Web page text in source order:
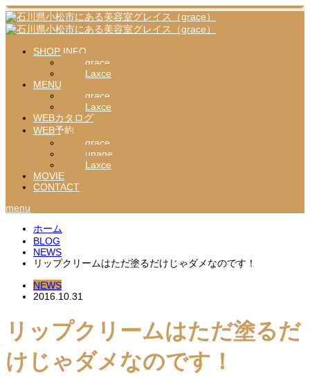
SHOP INFO
grace
Laxce
MENU
grace
Laxce
WEBカタログ
WEB予約
grace
unage
Laxce
MOVIE
CONTACT
menu
ホーム
BLOG
NEWS
リップクリームはただ塗るだけじゃダメなのです！
NEWS
2016.10.31
リップクリームはただ塗るだ
けじゃダメなのです！